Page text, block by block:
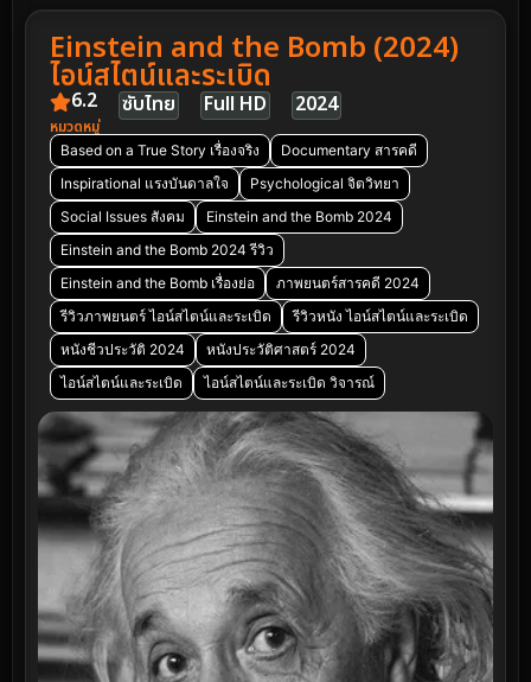
Einstein and the Bomb (2024)
ไอน์สไตน์และระเบิด
6.2 ซับไทย Full HD 2024
หมวดหมู่
Based on a True Story เรื่องจริง
Documentary สารคดี
Inspirational แรงบันดาลใจ
Psychological จิตวิทยา
Social Issues สังคม
Einstein and the Bomb 2024
Einstein and the Bomb 2024 รีวิว
Einstein and the Bomb เรื่องย่อ
ภาพยนตร์สารคดี 2024
รีวิวภาพยนตร์ ไอน์สไตน์และระเบิด
รีวิวหนัง ไอน์สไตน์และระเบิด
หนังชีวประวัติ 2024
หนังประวัติศาสตร์ 2024
ไอน์สไตน์และระเบิด
ไอน์สไตน์และระเบิด วิจารณ์